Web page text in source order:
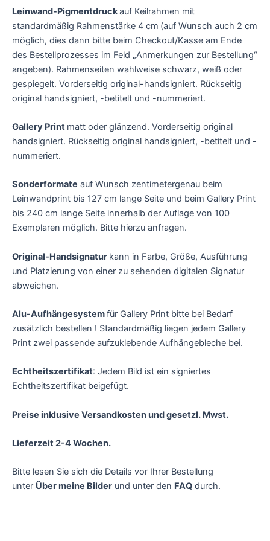
Leinwand-Pigmentdruckauf Keilrahmen mit
standardmäßig Rahmenstärke 4 cm (auf Wunsch auch 2 cm
möglich, dies dann bitte beim Checkout/Kasse am Ende
des Bestellprozesses im Feld „Anmerkungen zur Bestellung“
angeben). Rahmenseiten wahlweise schwarz, weiß oder
gespiegelt. Vorderseitig original-handsigniert. Rückseitig
original handsigniert, -betitelt und -nummeriert.
Gallery Print matt oder glänzend. Vorderseitig original
handsigniert. Rückseitig original handsigniert, -betitelt und -
nummeriert.
Sonderformate auf Wunsch zentimetergenau beim
Leinwandprint bis 127 cm lange Seite und beim Gallery Print
bis 240 cm lange Seite innerhalb der Auflage von 100
Exemplaren möglich. Bitte hierzu anfragen.
Original-Handsignatur kann in Farbe, Größe, Ausführung
und Platzierung von einer zu sehenden digitalen Signatur
abweichen.
Alu-Aufhängesystemfür Gallery Print bitte bei Bedarf
zusätzlich bestellen ! Standardmäßig liegen jedem Gallery
Print zwei passende aufzuklebende Aufhängebleche bei.
Echtheitszertifikat: Jedem Bild ist ein signiertes
Echtheitszertifikat beigefügt.
Preise inklusive Versandkosten und gesetzl. Mwst.
Lieferzeit 2-4 Wochen.
Bitte lesen Sie sich die Details vor Ihrer Bestellung
unter Über meine Bilder und unter den FAQ durch.